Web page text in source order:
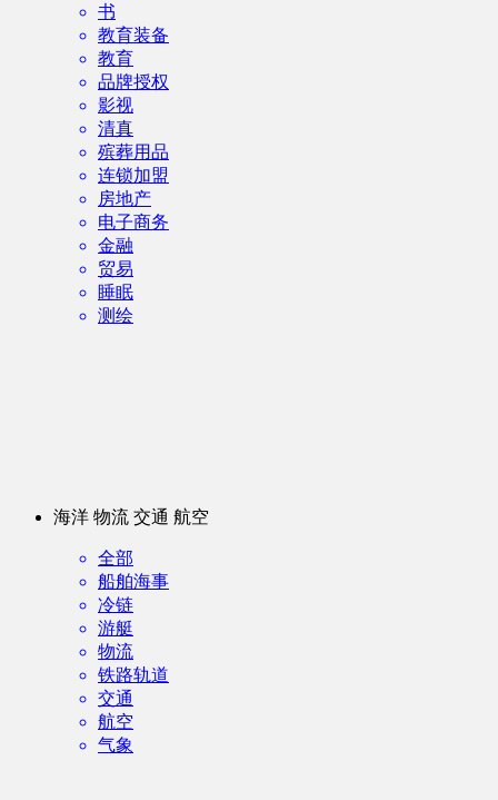
书
教育装备
教育
品牌授权
影视
清真
殡葬用品
连锁加盟
房地产
电子商务
金融
贸易
睡眠
测绘
海洋 物流 交通 航空
全部
船舶海事
冷链
游艇
物流
铁路轨道
交通
航空
气象